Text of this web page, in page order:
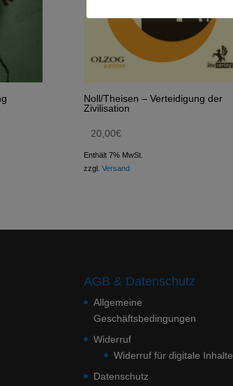
Noll/Theisen – Verteidigung der
Zivilisation
20,00€
Enthält 7% MwSt.
zzgl. Versand
AGB & Datenschutz
Allgemeine
Geschäftsbedingungen
Widerruf
Widerruf für digitale Inhalte
Datenschutz